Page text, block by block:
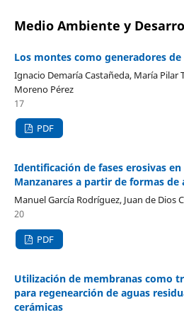
Medio Ambiente y
Los montes como generadores
Ignacio Demaría Castañeda, María Pilar
Moreno Pérez
17
PDF
Identificación de fases erosivas en
Manzanares a partir de formas
Manuel García Rodríguez, Juan de Dios
20
PDF
Utilización de membranas como
para regenearción de aguas
cerámicas